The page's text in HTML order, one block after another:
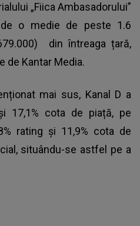
„Fiica Ambasadorului”
o medie de peste 1.6
din întreaga țară,
de Kantar Media.
mai sus, Kanal D a
17,1% cota de piață, pe
rating și 11,9% cota de
situându-se astfel pe a